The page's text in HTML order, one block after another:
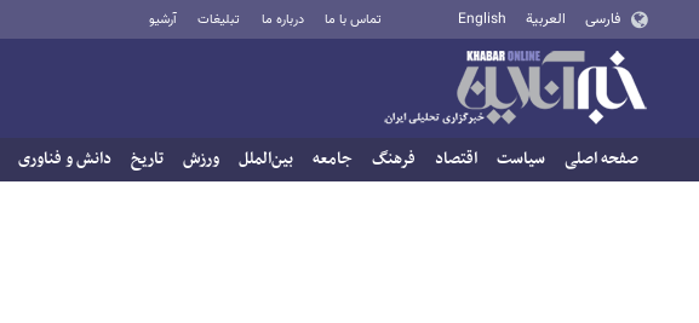
فارسی العربية English تماس با ما درباره ما تبلیغات آرشیو
صفحه اصلی سیاست اقتصاد فرهنگ جامعه بین‌الملل ورزش تاریخ دانش و فناوری